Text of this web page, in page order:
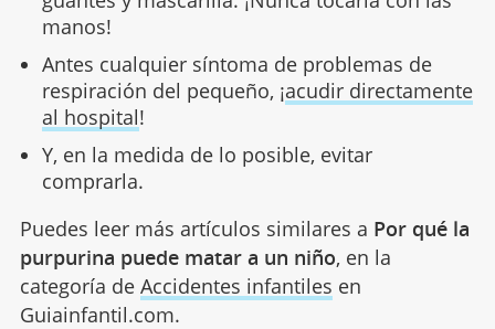
manos!
Antes cualquier síntoma de problemas de
respiración del pequeño, ¡acudir directamente
al hospital!
Y, en la medida de lo posible, evitar
comprarla.
Puedes leer más artículos similares a Por qué la
purpurina puede matar a un niño, en la
categoría de Accidentes infantiles en
Guiainfantil.com.